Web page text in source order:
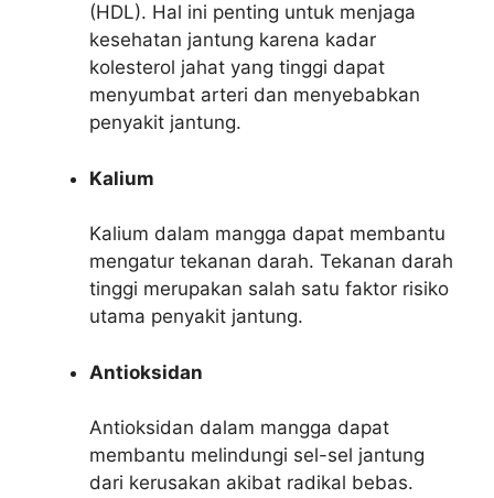
(HDL). Hal ini penting untuk menjaga
kesehatan jantung karena kadar
kolesterol jahat yang tinggi dapat
menyumbat arteri dan menyebabkan
penyakit jantung.
Kalium
Kalium dalam mangga dapat membantu
mengatur tekanan darah. Tekanan darah
tinggi merupakan salah satu faktor risiko
utama penyakit jantung.
Antioksidan
Antioksidan dalam mangga dapat
membantu melindungi sel-sel jantung
dari kerusakan akibat radikal bebas.